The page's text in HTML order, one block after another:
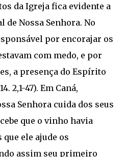
da Igreja fica evidente a
Nossa Senhora. No
por encorajar os
com medo, e por
a presença do Espírito
2,1-47). Em Caná,
Senhora cuida dos seus
que o vinho havia
que ele ajude os
assim seu primeiro